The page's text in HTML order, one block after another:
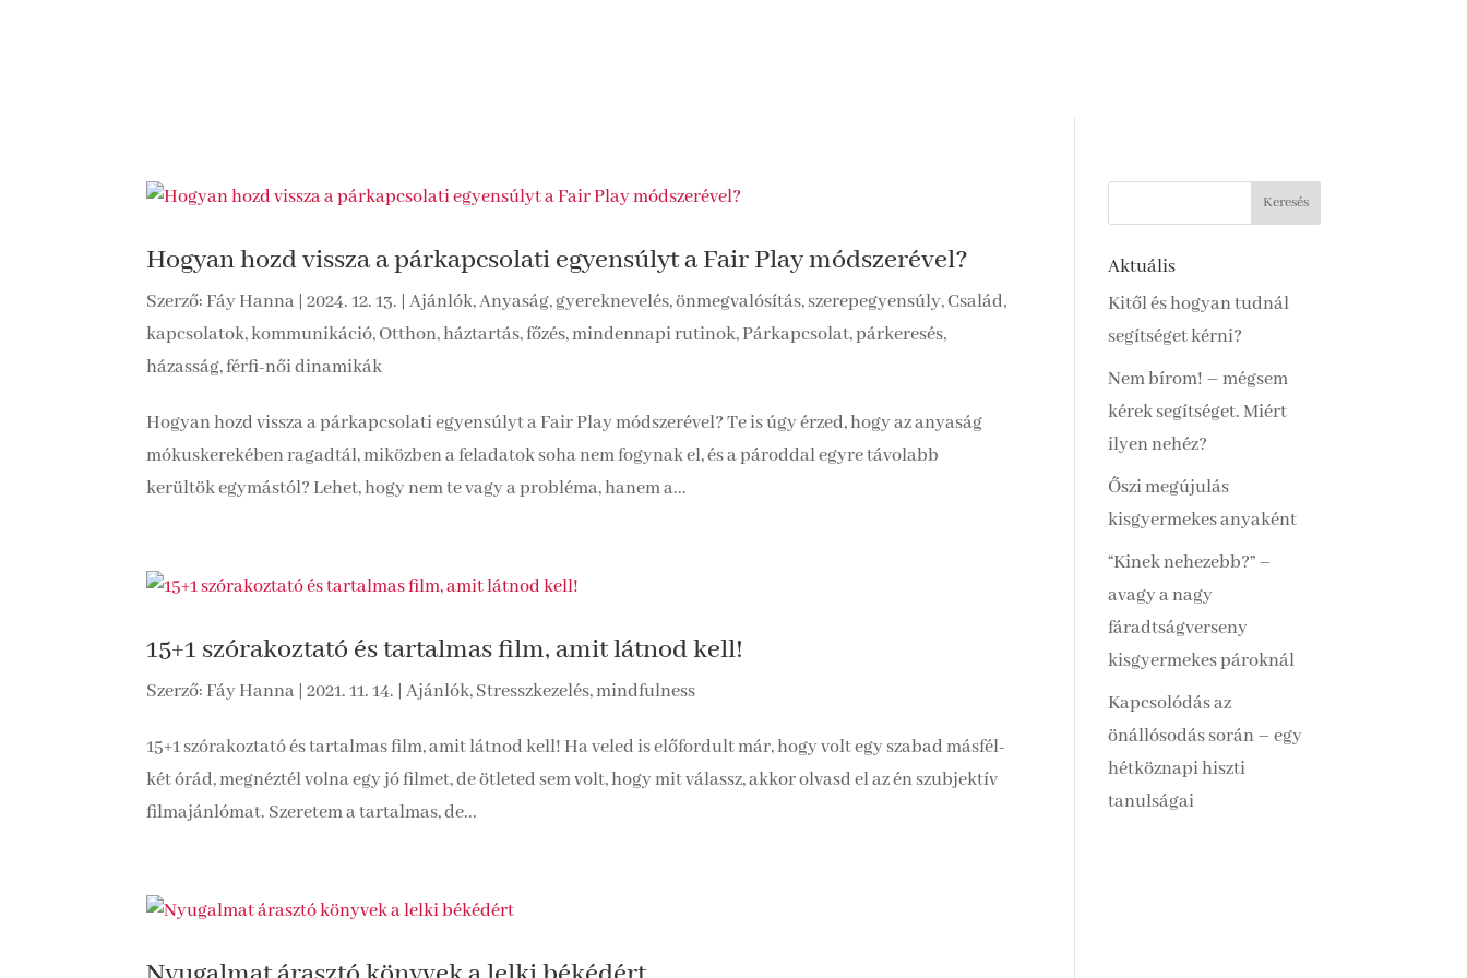
Hogyan hozd vissza a párkapcsolati egyensúlyt a Fair Play módszerével?
Szerző:Fáy Hanna |2024. 12. 13. |Ajánlók,Anyaság, gyereknevelés, önmegvalósítás, szerepegyensúly,Család,
kapcsolatok, kommunikáció,Otthon, háztartás, főzés, mindennapi rutinok,Párkapcsolat, párkeresés,
házasság, férfi-női dinamikák
Hogyan hozd vissza a párkapcsolati egyensúlyt a Fair Play módszerével? Te is úgy érzed, hogy az anyaság
mókuskerekében ragadtál, miközben a feladatok soha nem fogynak el, és a pároddal egyre távolabb
kerültök egymástól? Lehet, hogy nem te vagy a probléma, hanem a...
15+1 szórakoztató és tartalmas film, amit látnod kell!
Szerző:Fáy Hanna |2021. 11. 14. |Ajánlók,Stresszkezelés, mindfulness
15+1 szórakoztató és tartalmas film, amit látnod kell! Ha veled is előfordult már, hogy volt egy szabad másfél-
két órád, megnéztél volna egy jó filmet, de ötleted sem volt, hogy mit válassz, akkor olvasd el az én szubjektív
filmajánlómat. Szeretem a tartalmas, de...
Aktuális
Kitől és hogyan tudnál
segítséget kérni?
Nem bírom! – mégsem
kérek segítséget. Miért
ilyen nehéz?
Őszi megújulás
kisgyermekes anyaként
“Kinek nehezebb?” –
avagy a nagy
fáradtságverseny
kisgyermekes pároknál
Kapcsolódás az
önállósodás során – egy
hétköznapi hiszti
tanulságai